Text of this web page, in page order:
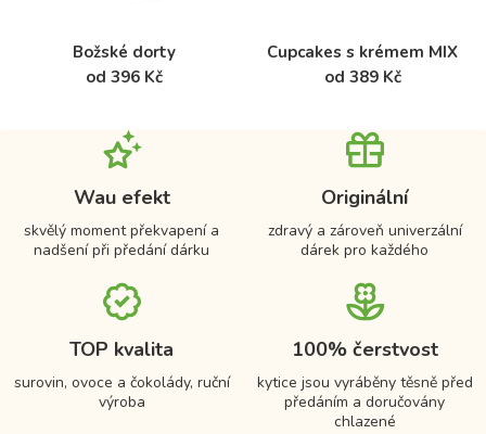
Božské dorty
od 396 Kč
Cupcakes s krémem MIX
od 389 Kč
Wau efekt
skvělý moment překvapení a
nadšení při předání dárku
Originální
zdravý a zároveň univerzální
dárek pro každého
TOP kvalita
surovin, ovoce a čokolády, ruční
výroba
100% čerstvost
kytice jsou vyráběny těsně před
předáním a doručovány
chlazené